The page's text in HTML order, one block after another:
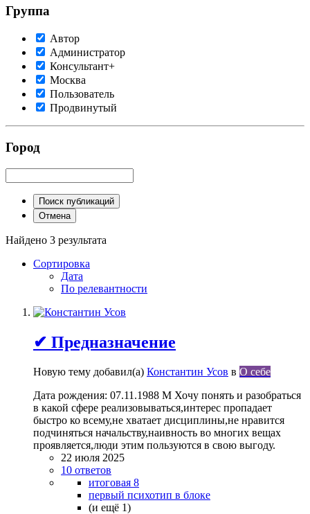
Группа
Автор
Администратор
Консультант+
Москва
Пользователь
Продвинутый
Город
Поиск публикаций
Отмена
Найдено 3 результата
Сортировка
Дата
По релевантности
✔ Предназначение
Новую тему добавил(а) Константин Усов в О себе
Дата рождения: 07.11.1988 М Хочу понять и разобраться
в какой сфере реализовываться,интерес пропадает
быстро ко всему,не хватает дисциплины,не нравится
подчиняться начальству,наивность во многих вещах
проявляется,люди этим пользуются в свою выгоду.
22 июля 2025
10 ответов
итоговая 8
первый психотип в блоке
(и ещё 1)